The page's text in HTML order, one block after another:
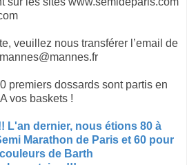
veuillez nous transférer l’email de
premiers dossards sont partis en
vos baskets !
L'an dernier, nous étions 80 à
Marathon de Paris et 60 pour
de Barth